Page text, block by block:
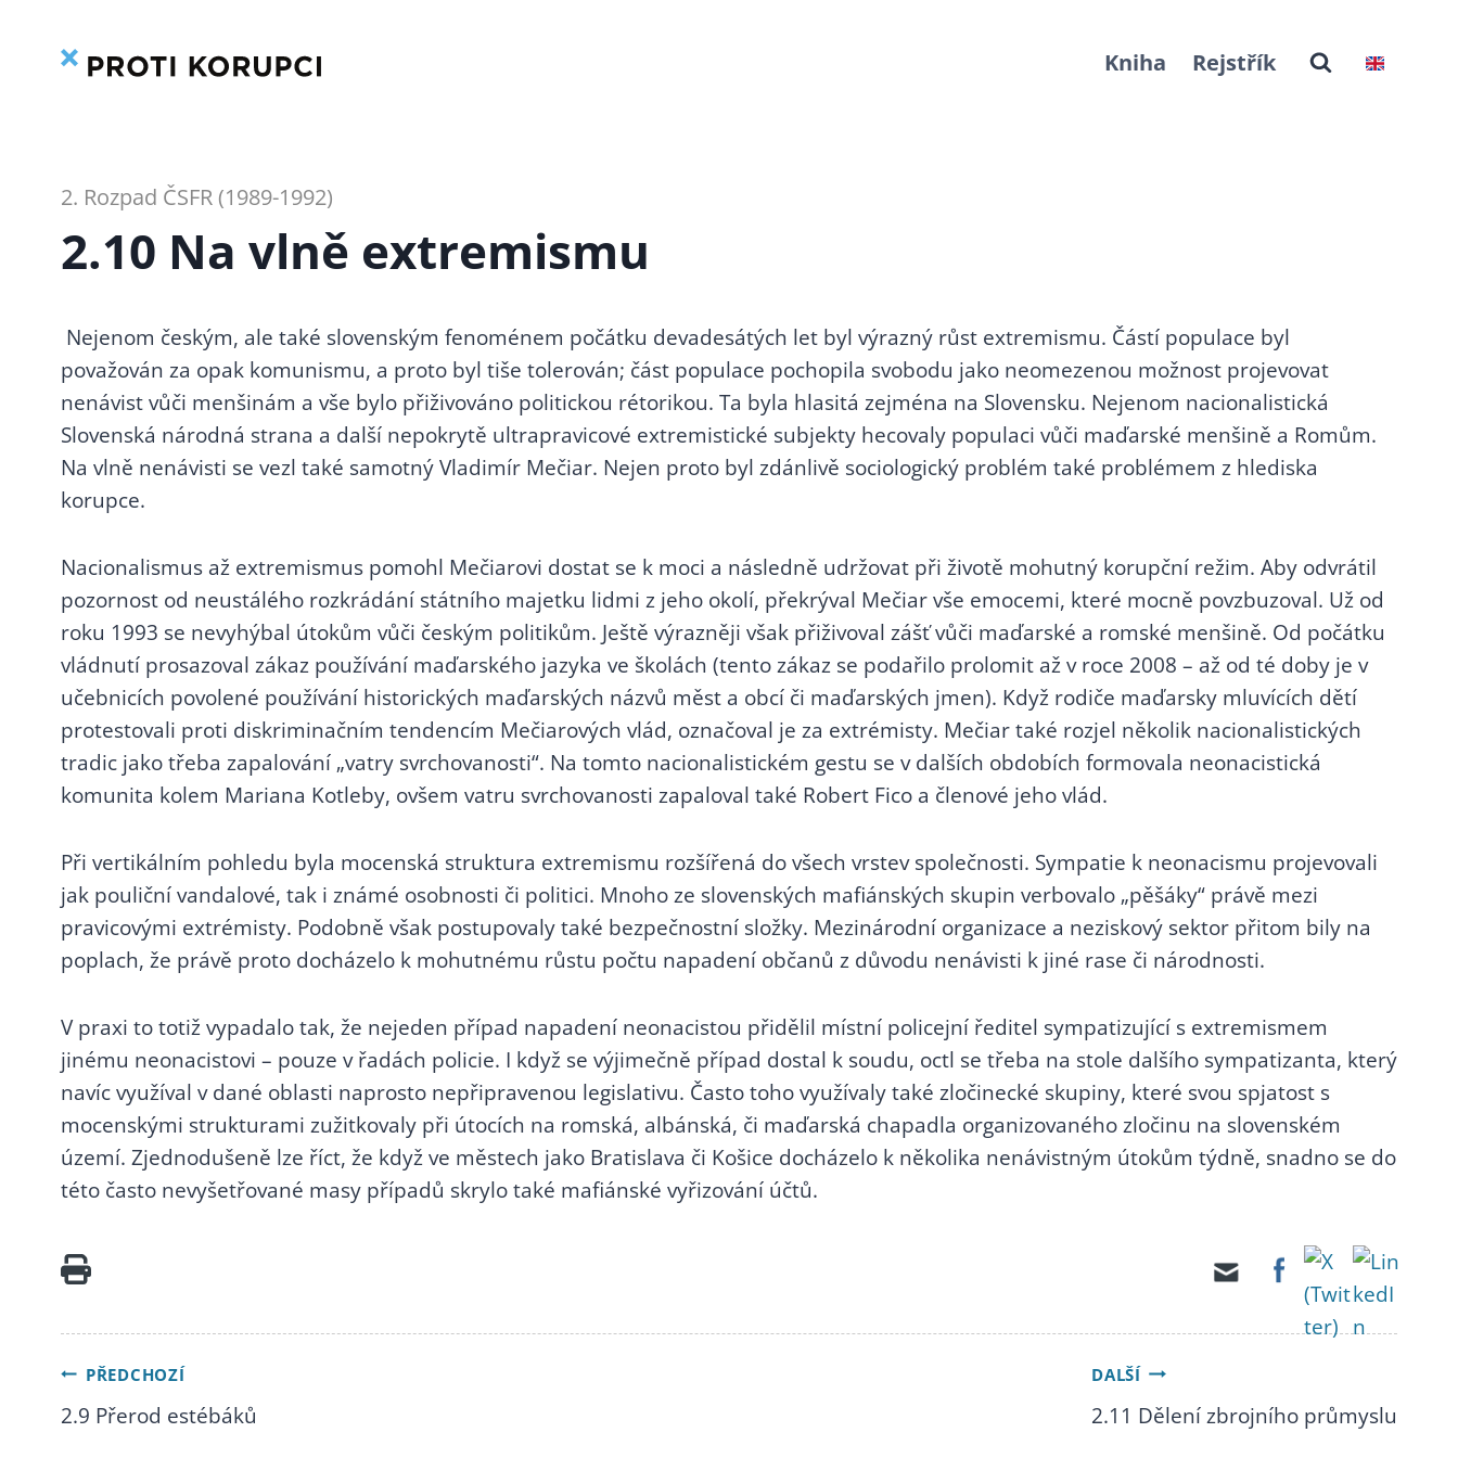
Kniha Rejstřík
2. Rozpad ČSFR (1989-1992)
2.10 Na vlně extremismu
Nejenom českým, ale také slovenským fenoménem počátku devadesátých let byl výrazný růst extremismu. Částí populace byl
považován za opak komunismu, a proto byl tiše tolerován; část populace pochopila svobodu jako neomezenou možnost projevovat
nenávist vůči menšinám a vše bylo přiživováno politickou rétorikou. Ta byla hlasitá zejména na Slovensku. Nejenom nacionalistická
Slovenská národná strana a další nepokrytě ultrapravicové extremistické subjekty hecovaly populaci vůči maďarské menšině a Romům.
Na vlně nenávisti se vezl také samotný Vladimír Mečiar. Nejen proto byl zdánlivě sociologický problém také problémem z hlediska
korupce.
Nacionalismus až extremismus pomohl Mečiarovi dostat se k moci a následně udržovat při životě mohutný korupční režim. Aby odvrátil
pozornost od neustálého rozkrádání státního majetku lidmi z jeho okolí, překrýval Mečiar vše emocemi, které mocně povzbuzoval. Už od
roku 1993 se nevyhýbal útokům vůči českým politikům. Ještě výrazněji však přiživoval zášť vůči maďarské a romské menšině. Od počátku
vládnutí prosazoval zákaz používání maďarského jazyka ve školách (tento zákaz se podařilo prolomit až v roce 2008 – až od té doby je v
učebnicích povolené používání historických maďarských názvů měst a obcí či maďarských jmen). Když rodiče maďarsky mluvících dětí
protestovali proti diskriminačním tendencím Mečiarových vlád, označoval je za extrémisty. Mečiar také rozjel několik nacionalistických
tradic jako třeba zapalování „vatry svrchovanosti“. Na tomto nacionalistickém gestu se v dalších obdobích formovala neonacistická
komunita kolem Mariana Kotleby, ovšem vatru svrchovanosti zapaloval také Robert Fico a členové jeho vlád.
Při vertikálním pohledu byla mocenská struktura extremismu rozšířená do všech vrstev společnosti. Sympatie k neonacismu projevovali
jak pouliční vandalové, tak i známé osobnosti či politici. Mnoho ze slovenských mafiánských skupin verbovalo „pěšáky“ právě mezi
pravicovými extrémisty. Podobně však postupovaly také bezpečnostní složky. Mezinárodní organizace a neziskový sektor přitom bily na
poplach, že právě proto docházelo k mohutnému růstu počtu napadení občanů z důvodu nenávisti k jiné rase či národnosti.
V praxi to totiž vypadalo tak, že nejeden případ napadení neonacistou přidělil místní policejní ředitel sympatizující s extremismem
jinému neonacistovi – pouze v řadách policie. I když se výjimečně případ dostal k soudu, octl se třeba na stole dalšího sympatizanta, který
navíc využíval v dané oblasti naprosto nepřipravenou legislativu. Často toho využívaly také zločinecké skupiny, které svou spjatost s
mocenskými strukturami zužitkovaly při útocích na romská, albánská, či maďarská chapadla organizovaného zločinu na slovenském
území. Zjednodušeně lze říct, že když ve městech jako Bratislava či Košice docházelo k několika nenávistným útokům týdně, snadno se do
této často nevyšetřované masy případů skrylo také mafiánské vyřizování účtů.
Navigace
PŘEDCHOZÍ
2.9 Přerod estébáků
DALŠÍ
2.11 Dělení zbrojního průmyslu
porevolučního
1.2 Prvorepubliková